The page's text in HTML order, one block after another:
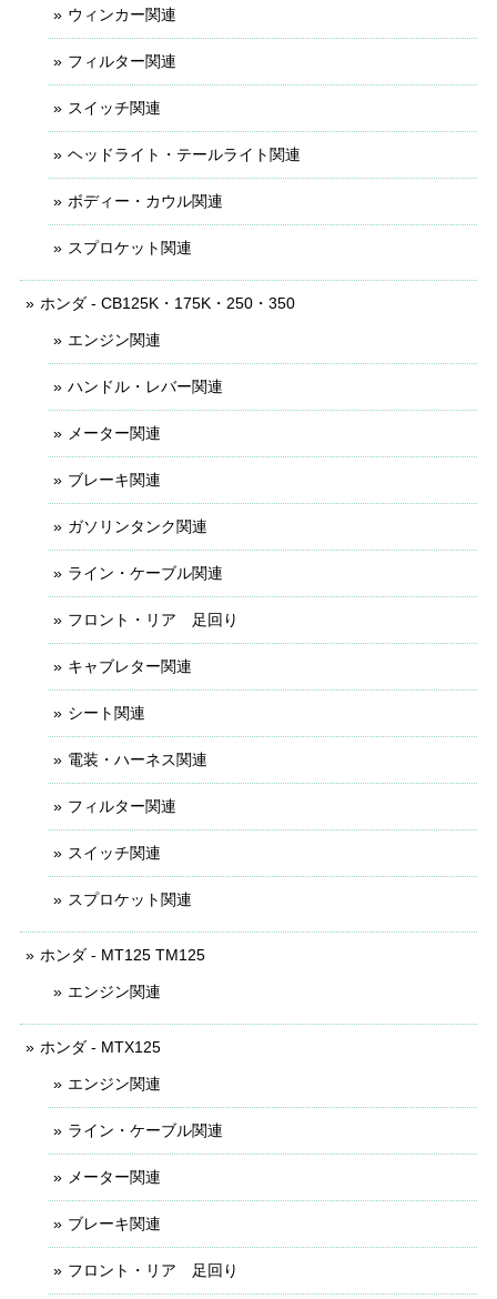
ウィンカー関連
フィルター関連
スイッチ関連
ヘッドライト・テールライト関連
ボディー・カウル関連
スプロケット関連
ホンダ - CB125K・175K・250・350
エンジン関連
ハンドル・レバー関連
メーター関連
ブレーキ関連
ガソリンタンク関連
ライン・ケーブル関連
フロント・リア 足回り
キャブレター関連
シート関連
電装・ハーネス関連
フィルター関連
スイッチ関連
スプロケット関連
ホンダ - MT125 TM125
エンジン関連
ホンダ - MTX125
エンジン関連
ライン・ケーブル関連
メーター関連
ブレーキ関連
フロント・リア 足回り